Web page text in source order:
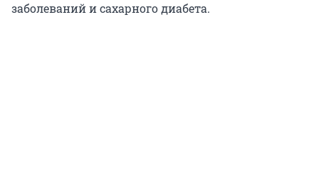
заболеваний и сахарного диабета.